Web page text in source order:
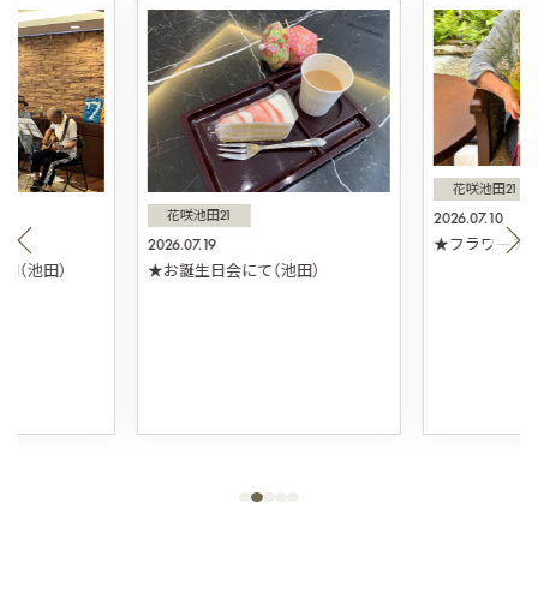
池田）
2026.07.19
花咲池田21
★お誕生日会にて（池田）
2026.07.10
花咲池田21
★フラワーアレ